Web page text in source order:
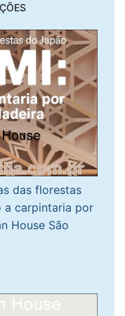
das florestas
a carpintaria por
House São